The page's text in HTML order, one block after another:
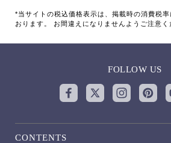
*当サイトの税込価格表示は、掲載時の消費税
おります。 お間違えになりませんようご注意く
FOLLOW US
CONTENTS